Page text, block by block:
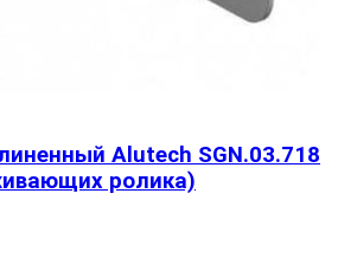
Alutech SGN.03.718
ролика)